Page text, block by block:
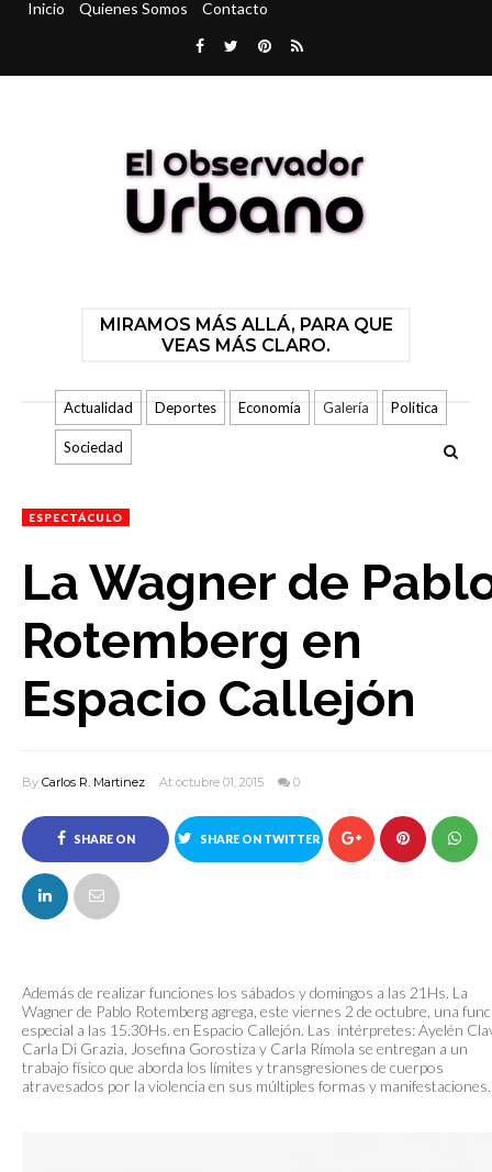
Inicio Quienes Somos Contacto
MIRAMOS MÁS ALLÁ, PARA QUE
VEAS MÁS CLARO.
Actualidad Deportes Economía Galería Politica
Sociedad
ESPECTÁCULO
La Wagner de
Rotemberg en
Espacio Callejón
By Carlos R. Martinez At octubre 01, 2015 0
SHARE ON
FACEBOOK
SHARE ON TWITTER
Además de realizar funciones los sábados y domingos a las 21Hs. La
Wagner de Pablo Rotemberg agrega, este viernes 2 de octubre, una
especial a las 15.30Hs. en Espacio Callejón. Las intérpretes: Ayelén
Carla Di Grazia, Josefina Gorostiza y Carla Rímola se entregan a un
trabajo físico que aborda los límites y transgresiones de cuerpos
atravesados por la violencia en sus múltiples formas y manifestaciones.